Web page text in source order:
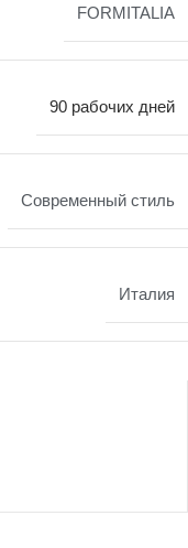
FORMITALIA
90 рабочих дней
Современный стиль
Италия